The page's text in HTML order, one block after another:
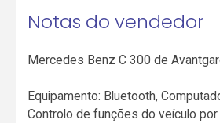
Notas do vendedor
Mercedes Benz C 300 de
Equipamento: Bluetooth,
Controlo de funções do veículo